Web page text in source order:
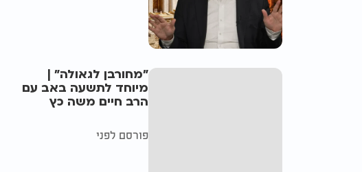
"מחורבן לגאולה" |
מיוחד לתשעה באב עם
הרב חיים משה כץ
פורסם לפני